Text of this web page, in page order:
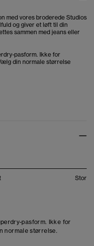
med vores broderede Studios
og giver et løft til din
sammen med jeans eller
pasform. Ikke for
din normale størrelse
Stor
pasform. Ikke for
normale størrelse.